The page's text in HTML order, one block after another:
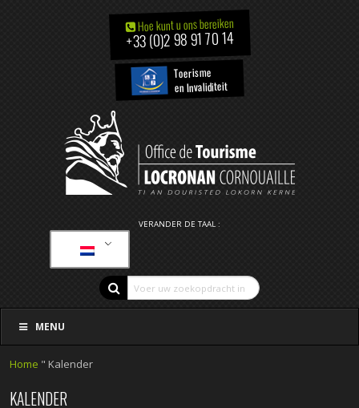
Hoe kunt u ons bereiken
+33 (0)2 98 91 70 14
Toerisme
en Invaliditeit
VERANDER DE TAAL :
MENU
Home " Kalender
KALENDER